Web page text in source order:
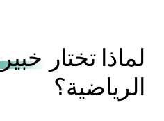
لماذا تختار خبير
الرياضية؟